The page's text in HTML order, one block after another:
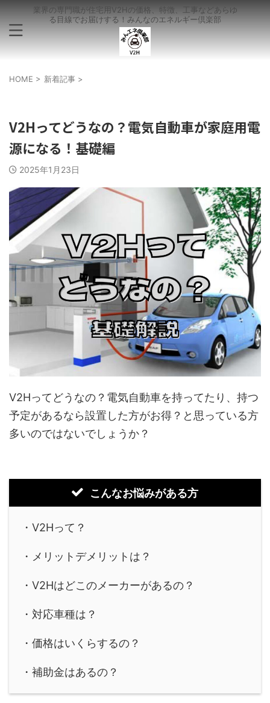
業界の専門職が住宅用V2Hの価格、特徴、工事などあらゆ
る目線でお届けする！みんなのエネルギー倶楽部
HOME > 新着記事 >
V2Hってどうなの？電気自動車が家庭用電
源になる！基礎編
2025年1月23日
V2Hってどうなの？電気自動車を持ってたり、持つ
予定があるなら設置した方がお得？と思っている方
多いのではないでしょうか？
こんなお悩みがある方
・V2Hって？
・メリットデメリットは？
・V2Hはどこのメーカーがあるの？
・対応車種は？
・価格はいくらするの？
・補助金はあるの？